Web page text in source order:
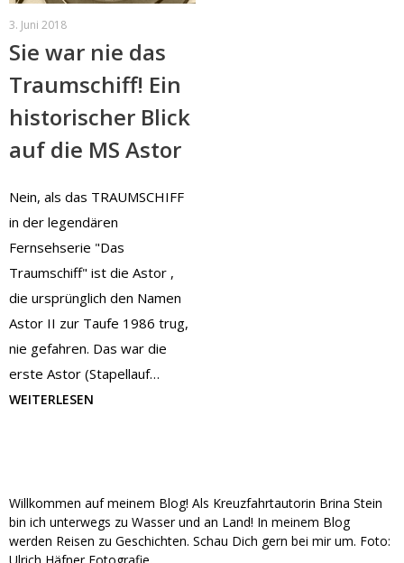
3. Juni 2018
Sie war nie das
Traumschiff! Ein
historischer Blick
auf die MS Astor
Nein, als das TRAUMSCHIFF
in der legendären
Fernsehserie "Das
Traumschiff" ist die Astor ,
die ursprünglich den Namen
Astor II zur Taufe 1986 trug,
nie gefahren. Das war die
erste Astor (Stapellauf…
WEITERLESEN
Willkommen auf meinem Blog! Als Kreuzfahrtautorin Brina Stein
bin ich unterwegs zu Wasser und an Land! In meinem Blog
werden Reisen zu Geschichten. Schau Dich gern bei mir um. Foto: